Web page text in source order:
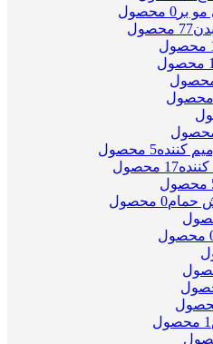
بر 0 محصول
77 محصول
1 محصول
کننده5 محصول
17 محصول
حمام0 محصول
1 محصول